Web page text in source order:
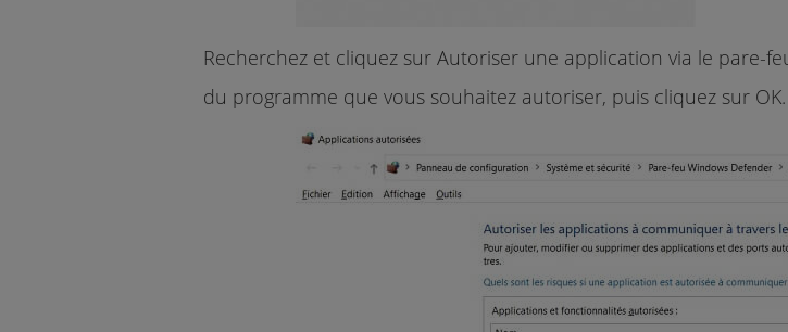
Recherchez et cliquez sur Autoriser une application via le pare-
du programme que vous souhaitez autoriser, puis cliquez sur OK.